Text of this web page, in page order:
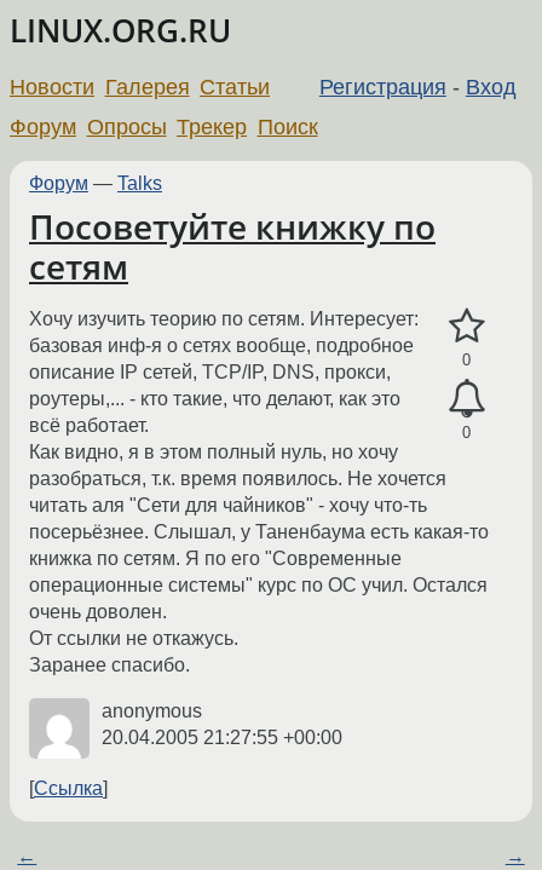
LINUX.ORG.RU
Регистрация - Вход
Новости Галерея Статьи
Форум Опросы Трекер Поиск
Форум — Talks
Посоветуйте книжку по
сетям
0
0
Хочу изучить теорию по сетям. Интересует:
базовая инф-я о сетях вообще, подробное
описание IP сетей, TCP/IP, DNS, прокси,
роутеры,... - кто такие, что делают, как это
всё работает.
Как видно, я в этом полный нуль, но хочу
разобраться, т.к. время появилось. Не хочется
читать аля "Сети для чайников" - хочу что-ть
посерьёзнее. Слышал, у Таненбаума есть какая-то
книжка по сетям. Я по его "Современные
операционные системы" курс по ОС учил. Остался
очень доволен.
От ссылки не откажусь.
Заранее спасибо.
anonymous
20.04.2005 21:27:55 +00:00
Ссылка
← →